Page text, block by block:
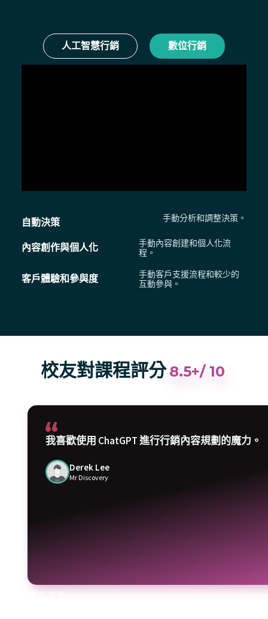
人工智慧行銷 數位行銷
自動決策 手動分析和調整決策。
內容創作與個人化
手動內容創建和個人化流
程。
客戶體驗和參與度
手動客戶支援流程和較少的
互動參與。
校友對課程評分 8.5+/ 10
我喜歡使用 ChatGPT 進行行銷內容規劃的魔力。
Derek Lee
Mr Discovery